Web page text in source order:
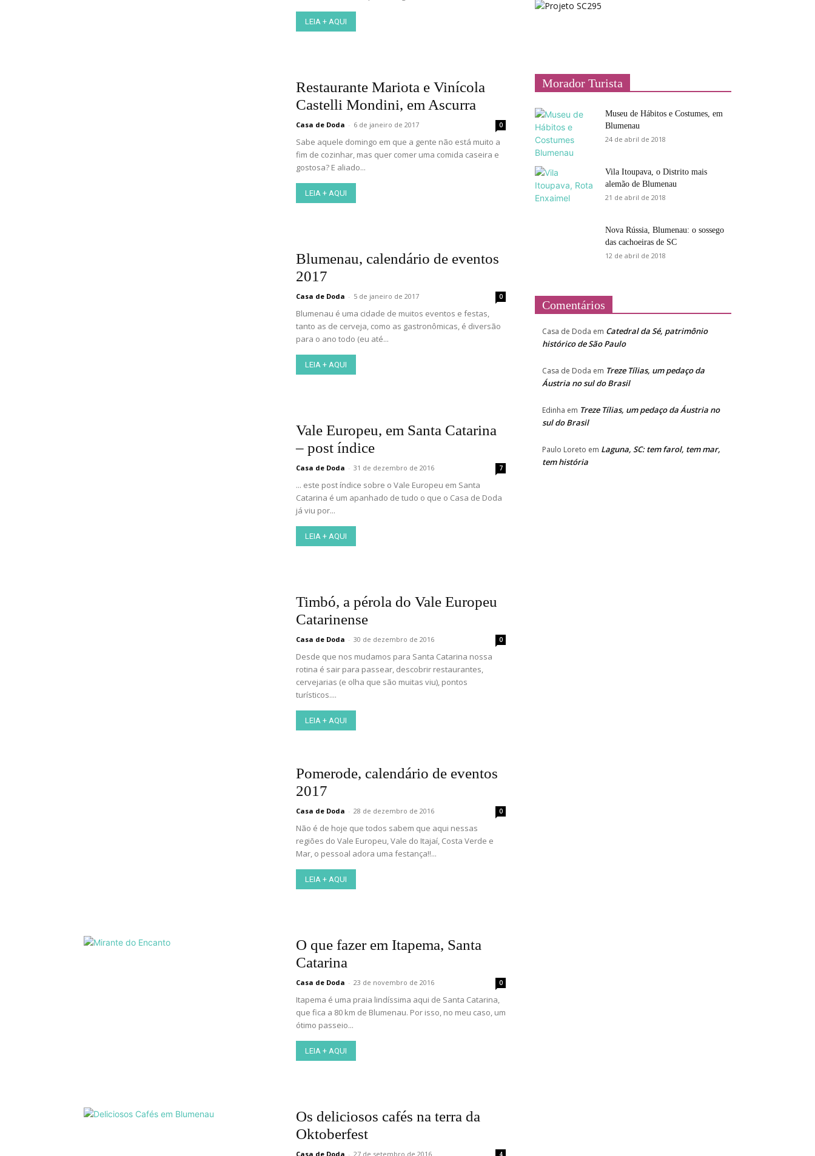
LEIA + AQUI
Restaurante Mariota e Vinícola
Castelli Mondini, em Ascurra
Casa de Doda - 6 de janeiro de 2017 0
Sabe aquele domingo em que a gente não está muito a
fim de cozinhar, mas quer comer uma comida caseira e
gostosa? E aliado...
LEIA + AQUI
Blumenau, calendário de eventos
2017
Casa de Doda - 5 de janeiro de 2017 0
Blumenau é uma cidade de muitos eventos e festas,
tanto as de cerveja, como as gastronômicas, é diversão
para o ano todo (eu até...
LEIA + AQUI
Vale Europeu, em Santa Catarina
– post índice
Casa de Doda - 31 de dezembro de 2016 7
... este post índice sobre o Vale Europeu em Santa
Catarina é um apanhado de tudo o que o Casa de Doda
já viu por...
LEIA + AQUI
Timbó, a pérola do Vale Europeu
Catarinense
Casa de Doda - 30 de dezembro de 2016 0
Desde que nos mudamos para Santa Catarina nossa
rotina é sair para passear, descobrir restaurantes,
cervejarias (e olha que são muitas viu), pontos
turísticos....
LEIA + AQUI
Pomerode, calendário de eventos
2017
Casa de Doda - 28 de dezembro de 2016 0
Não é de hoje que todos sabem que aqui nessas
regiões do Vale Europeu, Vale do Itajaí, Costa Verde e
Mar, o pessoal adora uma festança!!...
LEIA + AQUI
O que fazer em Itapema, Santa
Catarina
Casa de Doda - 23 de novembro de 2016 0
Itapema é uma praia lindíssima aqui de Santa Catarina,
que fica a 80 km de Blumenau. Por isso, no meu caso, um
ótimo passeio...
LEIA + AQUI
Os deliciosos cafés na terra da
Oktoberfest
Casa de Doda - 27 de setembro de 2016 4
Morador Turista
Museu de Hábitos e Costumes, em
Blumenau
24 de abril de 2018
Vila Itoupava, o Distrito mais
alemão de Blumenau
21 de abril de 2018
Nova Rússia, Blumenau: o sossego
das cachoeiras de SC
12 de abril de 2018
Comentários
Casa de Doda em Catedral da Sé, patrimônio
histórico de São Paulo
Casa de Doda em Treze Tílias, um pedaço da
Áustria no sul do Brasil
Edinha em Treze Tílias, um pedaço da Áustria no
sul do Brasil
Paulo Loreto em Laguna, SC: tem farol, tem mar,
tem história